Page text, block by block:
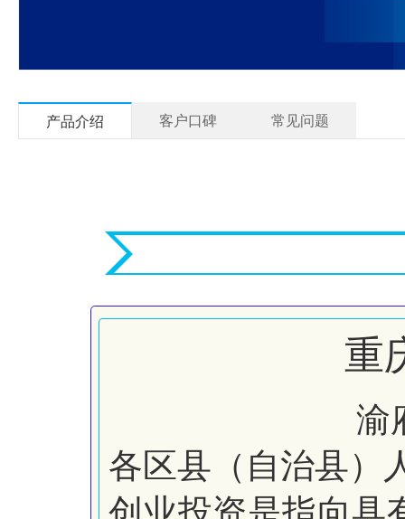
产品介绍 客户口碑 常见问题
重
渝
各区县（自治县）